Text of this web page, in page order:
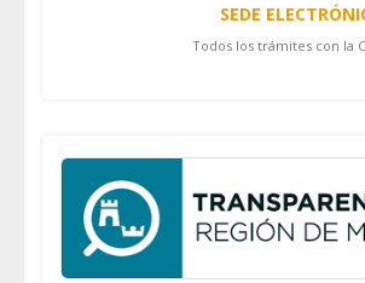
SEDE
Todos los trámites con la